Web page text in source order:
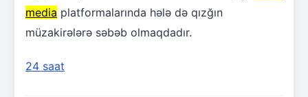
media platformalarında hələ də qızğın
müzakirələrə səbəb olmaqdadır.
24 saat